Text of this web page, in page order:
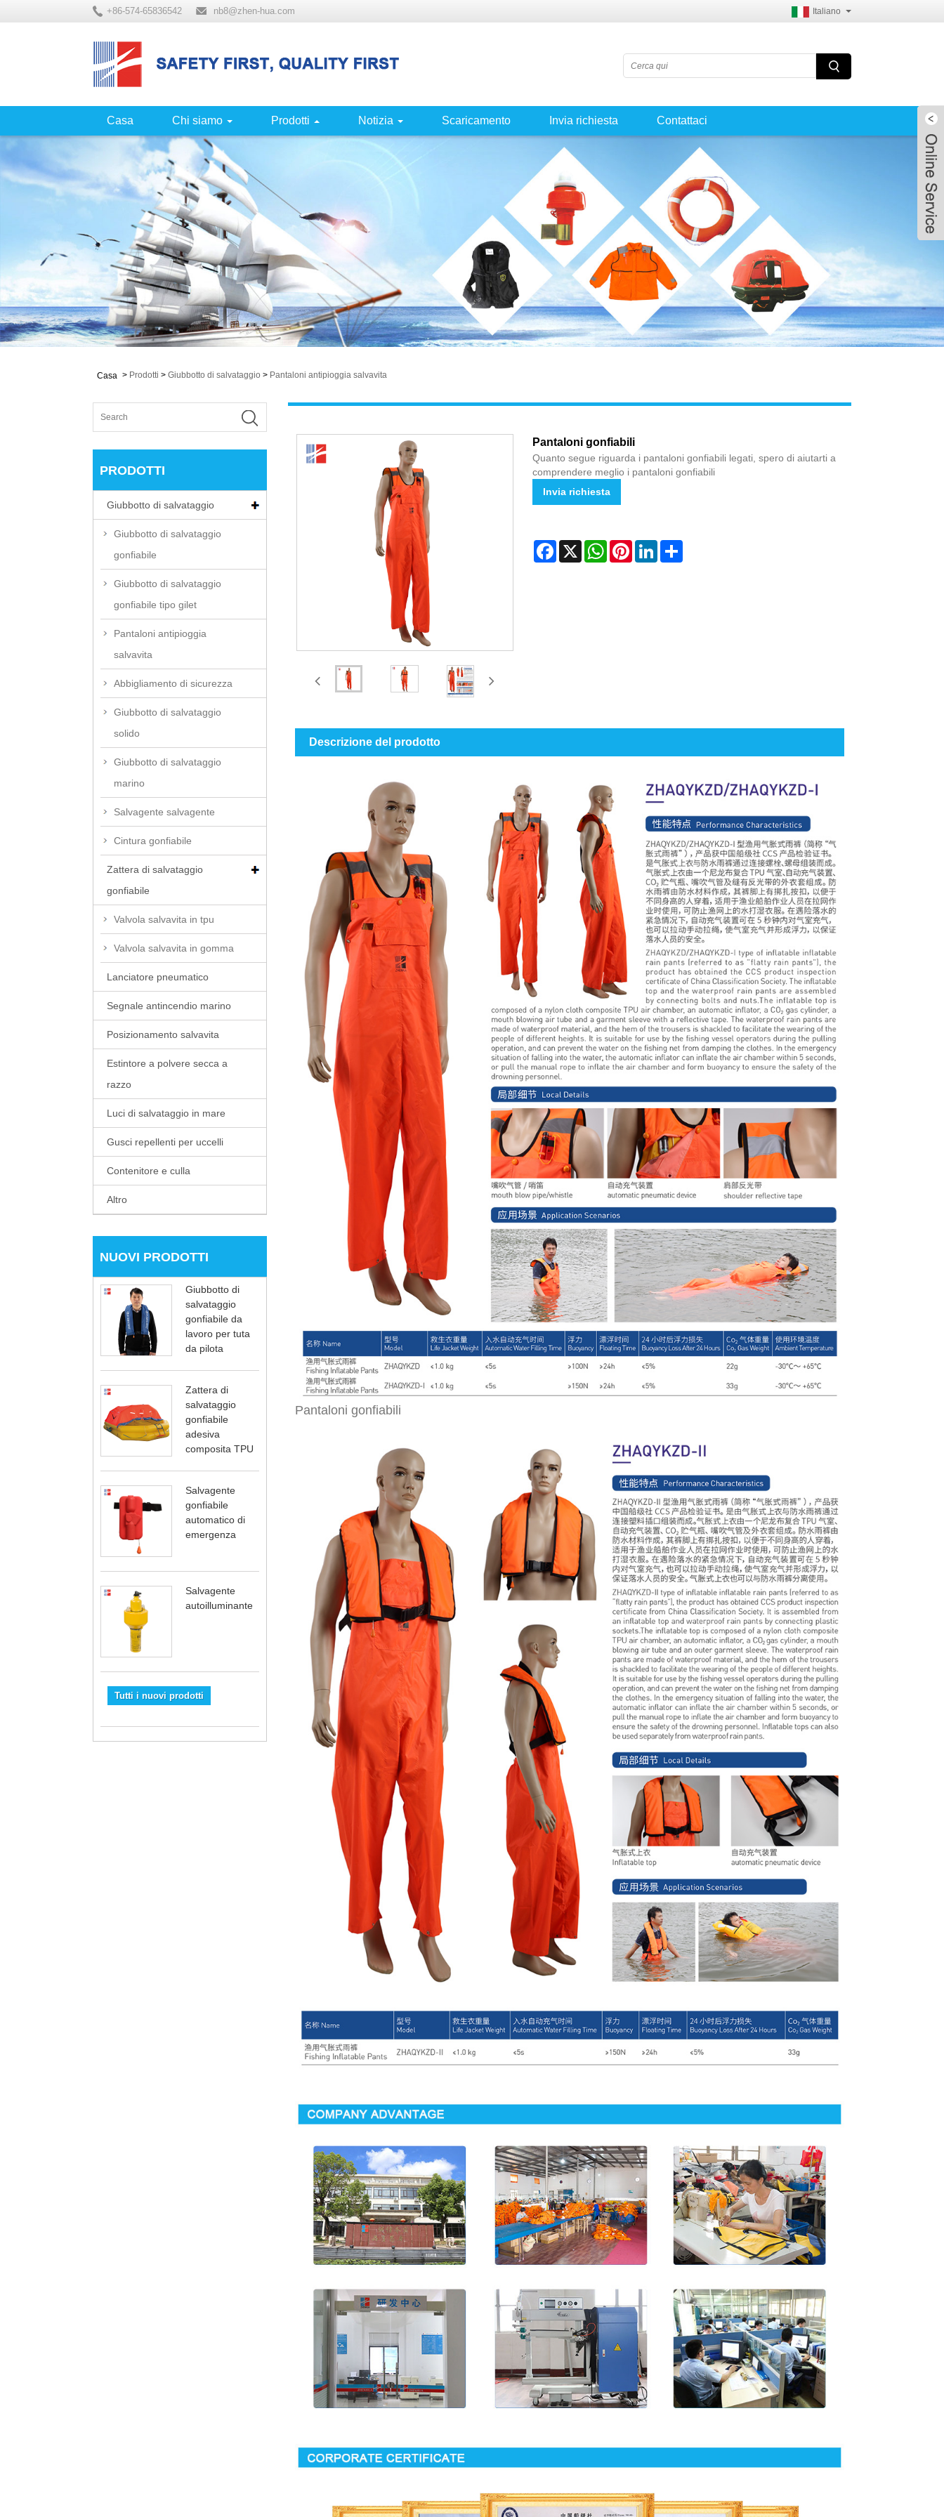
+86-574-65836542 nb8@zhen-hua.com Italiano
Casa Chi siamo Prodotti Notizia Scaricamento Invia richiesta Contattaci
Casa > Prodotti > Giubbotto di salvataggio > Pantaloni antipioggia salvavita
PRODOTTI
Giubbotto di salvataggio
Giubbotto di salvataggio
gonfiabile
Giubbotto di salvataggio
gonfiabile tipo gilet
Pantaloni antipioggia
salvavita
Abbigliamento di sicurezza
Giubbotto di salvataggio
solido
Giubbotto di salvataggio
marino
Salvagente salvagente
Cintura gonfiabile
Zattera di salvataggio
gonfiabile
Valvola salvavita in tpu
Valvola salvavita in gomma
Lanciatore pneumatico
Segnale antincendio marino
Posizionamento salvavita
Estintore a polvere secca a
razzo
Luci di salvataggio in mare
Gusci repellenti per uccelli
Contenitore e culla
Altro
NUOVI PRODOTTI
Giubbotto di
salvataggio
gonfiabile da
lavoro per tuta
da pilota
Zattera di
salvataggio
gonfiabile
adesiva
composita TPU
Salvagente
gonfiabile
automatico di
emergenza
Salvagente
autoilluminante
Tutti i nuovi prodotti
Pantaloni gonfiabili
Quanto segue riguarda i pantaloni gonfiabili legati, spero di aiutarti a
comprendere meglio i pantaloni gonfiabili
Invia richiesta
Facebook
X WhatsAppPinterestLinkedInShare
Descrizione del prodotto
Pantaloni gonfiabili